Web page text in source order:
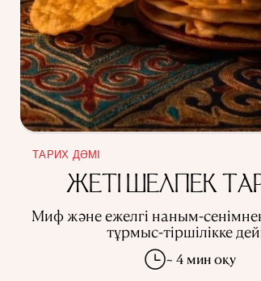
ТАРИХ ДӘМІ
ЖЕТІ ШЕЛПЕК
Миф және ежелгі наным-
тұрмыс-тіршілікке
~ 4 мин оқу